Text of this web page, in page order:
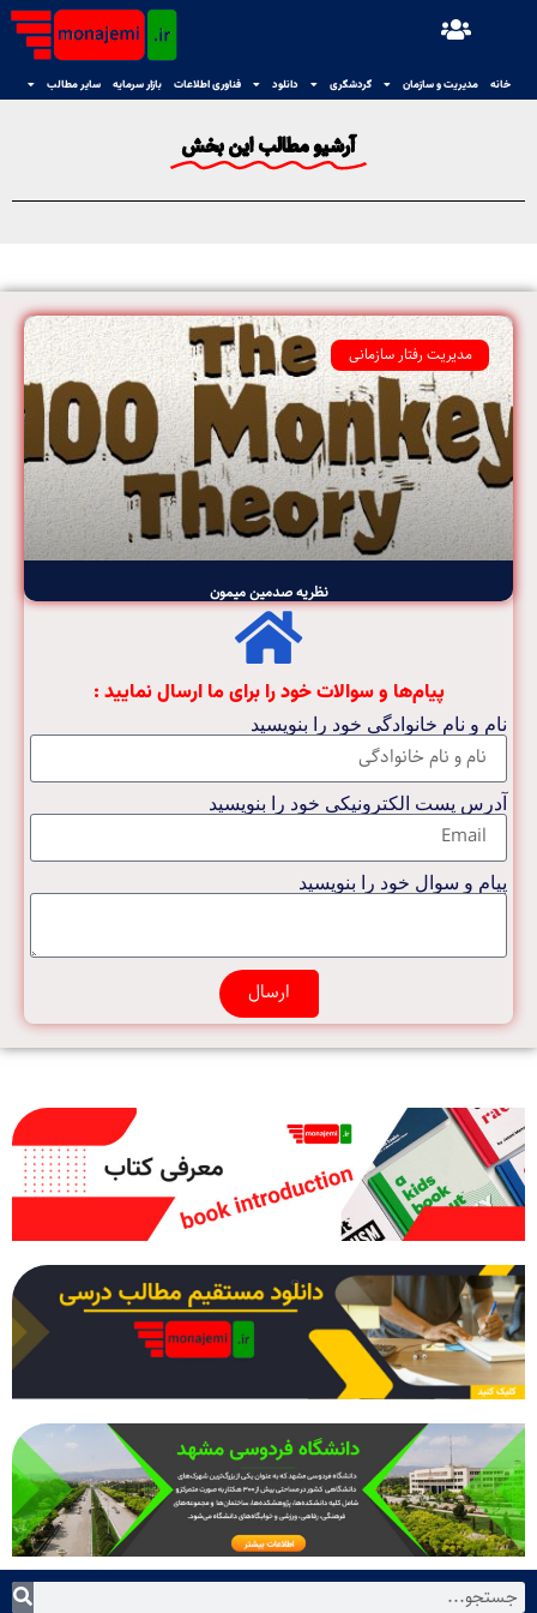
خانه مدیریت و سازمان گردشگری دانلود فناوری اطلاعات بازار سرمایه سایر مطالب
آرشیو مطالب این بخش
مدیریت رفتار سازمانی
نظریه صدمین میمون
پیام‌ها و سوالات خود را برای ما ارسال نمایید :
نام و نام خانوادگی خود را بنویسید
آدرس پست الکترونیکی خود را بنویسید
پیام و سوال خود را بنویسید
ارسال